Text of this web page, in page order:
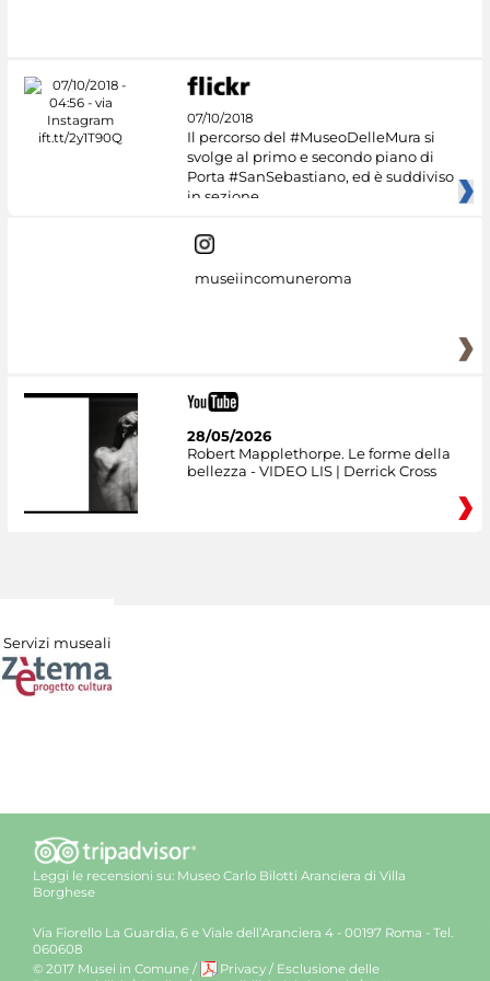
07/10/2018
Il percorso del #MuseoDelleMura si
svolge al primo e secondo piano di
Porta #SanSebastiano, ed è suddiviso
in sezione
museiincomuneroma
28/05/2026
Robert Mapplethorpe. Le forme della
bellezza - VIDEO LIS | Derrick Cross
Servizi museali
Leggi le recensioni su: Museo Carlo Bilotti Aranciera di Villa
Borghese
Via Fiorello La Guardia, 6 e Viale dell’Aranciera 4 - 00197 Roma - Tel.
060608
© 2017 Musei in Comune / Privacy / Esclusione delle